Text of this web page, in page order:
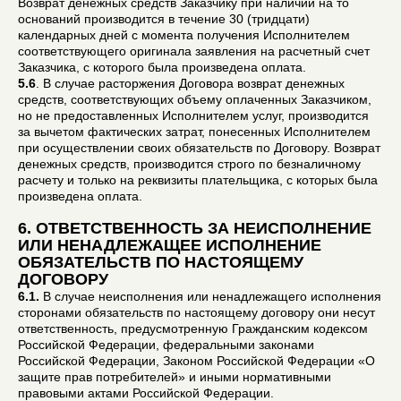
оснований производится в течение 30 (тридцати)
календарных дней с момента получения Исполнителем
соответствующего оригинала заявления на расчетный счет
Заказчика, с которого была произведена оплата.
5.6 . В случае расторжения Договора возврат денежных
средств, соответствующих объему оплаченных Заказчиком,
но не предоставленных Исполнителем услуг, производится
за вычетом фактических затрат, понесенных Исполнителем
при осуществлении своих обязательств по Договору. Возврат
денежных средств, производится строго по безналичному
расчету и только на реквизиты плательщика, с которых была
произведена оплата.
6. ОТВЕТСТВЕННОСТЬ ЗА НЕИСПОЛНЕНИЕ
ИЛИ НЕНАДЛЕЖАЩЕЕ ИСПОЛНЕНИЕ
ОБЯЗАТЕЛЬСТВ ПО НАСТОЯЩЕМУ
ДОГОВОРУ
6.1. В случае неисполнения или ненадлежащего исполнения
сторонами обязательств по настоящему договору они несут
ответственность, предусмотренную Гражданским кодексом
Российской Федерации, федеральными законами
Российской Федерации, Законом Российской Федерации «О
защите прав потребителей» и иными нормативными
правовыми актами Российской Федерации.